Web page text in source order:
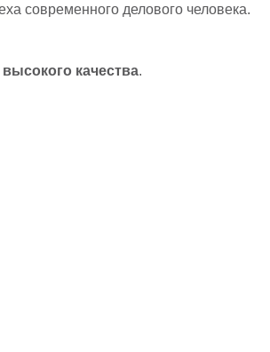
современного делового человека.
качества.